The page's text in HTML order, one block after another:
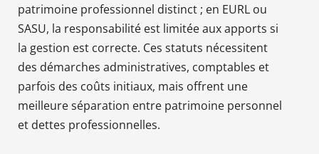
patrimoine professionnel distinct ; en EURL ou
SASU, la responsabilité est limitée aux apports si
la gestion est correcte. Ces statuts nécessitent
des démarches administratives, comptables et
parfois des coûts initiaux, mais offrent une
meilleure séparation entre patrimoine personnel
et dettes professionnelles.